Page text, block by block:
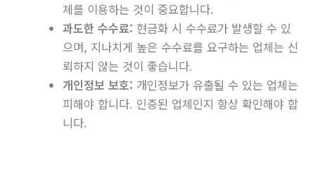
체를 이용하는 것이 중요합니다.
과도한 수수료: 현금화 시 수수료가 발생할 수 있
으며, 지나치게 높은 수수료를 요구하는 업체는 신
뢰하지 않는 것이 좋습니다.
개인정보 보호: 개인정보가 유출될 수 있는 업체는
피해야 합니다. 인증된 업체인지 항상 확인해야 합
니다.